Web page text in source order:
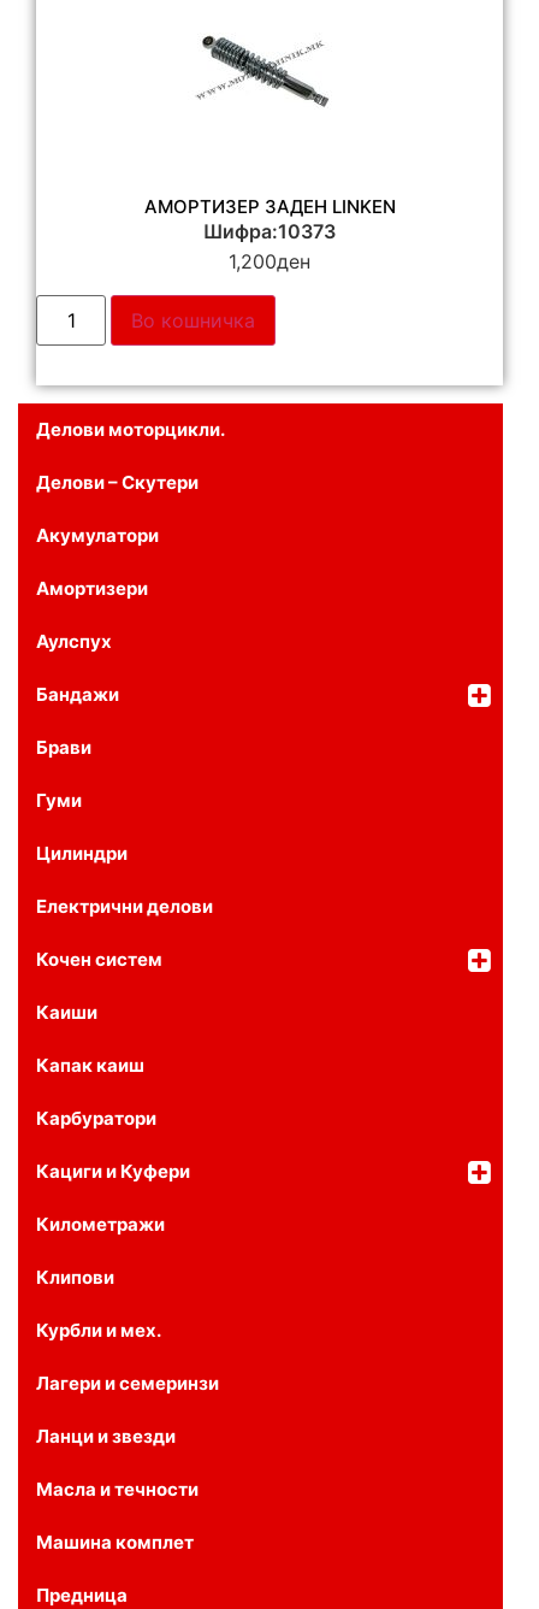
Делови моторцикли.
Делови – Скутери
Акумулатори
Амортизери
Аулспух
Бандажи
Брави
Гуми
Цилиндри
Електрични делови
Кочен систем
Каиши
Капак каиш
Карбуратори
Кациги и Куфери
Километражи
Клипови
Курбли и мех.
Лагери и семеринзи
Ланци и звезди
Масла и течности
Машина комплет
Предница
АМОРТИЗЕР ЗАДЕН LINKEN
Шифра:10373
1,200ден
Во кошничка